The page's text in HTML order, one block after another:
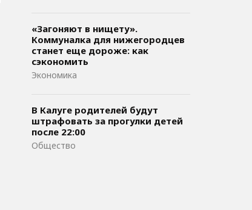
«Загоняют в нищету».
Коммуналка для нижегородцев
станет еще дороже: как
сэкономить
Экономика
В Калуге родителей будут
штрафовать за прогулки детей
после 22:00
Общество